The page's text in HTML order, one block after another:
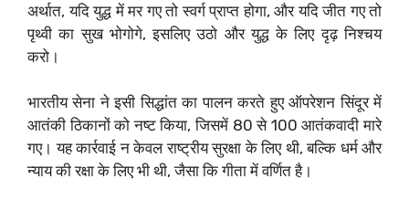
अर्थात, यदि युद्ध में मर गए तो स्वर्ग प्राप्त होगा, और यदि जीत गए तो
पृथ्वी का सुख भोगोगे, इसलिए उठो और युद्ध के लिए दृढ़ निश्चय
करो।
भारतीय सेना ने इसी सिद्धांत का पालन करते हुए ऑपरेशन सिंदूर में
आतंकी ठिकानों को नष्ट किया, जिसमें 80 से 100 आतंकवादी मारे
गए। यह कार्रवाई न केवल राष्ट्रीय सुरक्षा के लिए थी, बल्कि धर्म और
न्याय की रक्षा के लिए भी थी, जैसा कि गीता में वर्णित है।